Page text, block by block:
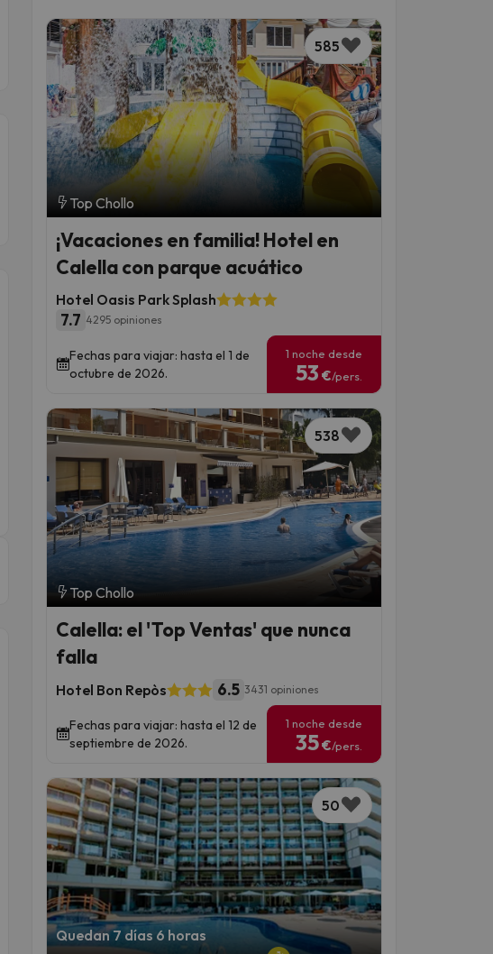
585
Top Chollo
¡Vacaciones en familia! Hotel en
Calella con parque acuático
Hotel Oasis Park Splash
7.7 4295 opiniones
Fechas para viajar: hasta el 1 de
octubre de 2026.
1 noche desde
53 €/pers.
538
Top Chollo
Calella: el 'Top Ventas' que nunca
falla
Hotel Bon Repòs 6.5 3431 opiniones
Fechas para viajar: hasta el 12 de
septiembre de 2026.
1 noche desde
35€/pers.
50
Quedan 7 días 6 horas